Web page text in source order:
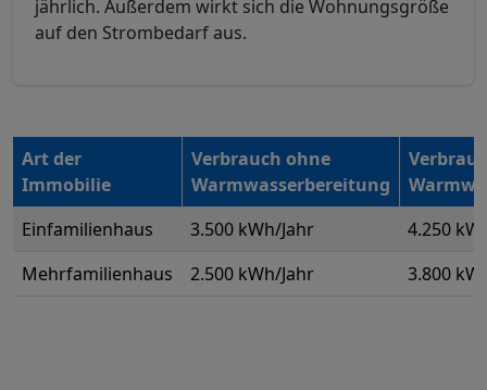
jährlich. Außerdem wirkt sich die Wohnungsgröße
auf den Strombedarf aus.
Art der
Immobilie
Verbrauch ohne
Warmwasserbereitung
Einfamilienhaus
3.500 kWh/Jahr
4.250
Mehrfamilienhaus
2.500 kWh/Jahr 3.800